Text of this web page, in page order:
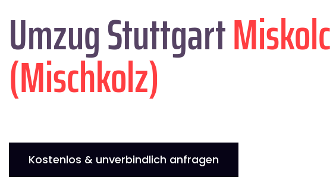
Umzug StuttgartMiskolc
(Mischkolz)
Kostenlos & unverbindlich anfragen